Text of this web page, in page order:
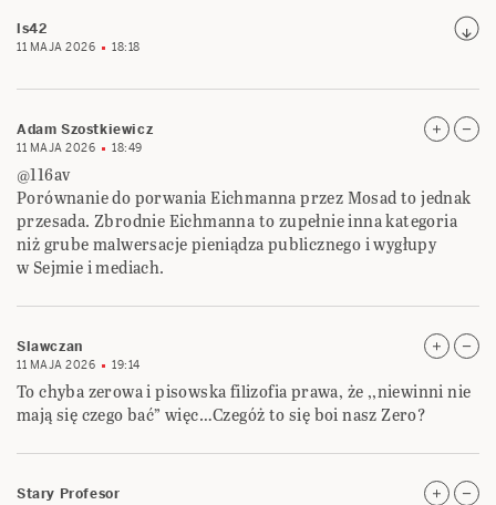
ls42
11 MAJA 2026 18:18
Adam Szostkiewicz
11 MAJA 2026 18:49
@116av
Porównanie do porwania Eichmanna przez Mosad to jednak
przesada. Zbrodnie Eichmanna to zupełnie inna kategoria
niż grube malwersacje pieniądza publicznego i wygłupy
w Sejmie i mediach.
Slawczan
11 MAJA 2026 19:14
To chyba zerowa i pisowska filizofia prawa, że ,,niewinni nie
mają się czego bać” więc…Czegóż to się boi nasz Zero?
Stary Profesor